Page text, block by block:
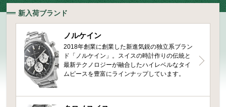
新入荷ブランド
ノルケイン
2018年創業に創業した新進気鋭の独立系ブラン
ド「ノルケイン」。スイスの時計作りの伝統と
最新テクノロジーが融合したハイレベルなタイ
ムピースを豊富にラインナップしています。